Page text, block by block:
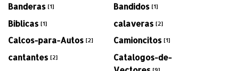
Banderas [1] Bandidos [1]
Biblicas [1] calaveras [2]
Calcos-para-Autos [2] Camioncitos [1]
cantantes [2]
Catalogos-de-